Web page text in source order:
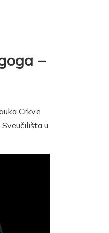
–
Crkve
u